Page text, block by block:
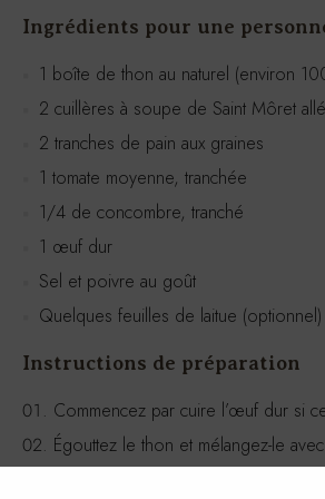
Ingrédients pour une
1 boîte de thon au naturel (environ
2 cuillères à soupe de Saint Môret
2 tranches de pain aux graines
1 tomate moyenne, tranchée
1/4 de concombre, tranché
1 œuf dur
Sel et poivre au goût
Quelques feuilles de laitue (optionnel)
Instructions de préparation
Commencez par cuire l’œuf dur si
Égouttez le thon et mélangez-le